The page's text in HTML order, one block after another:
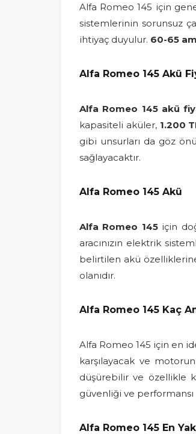
Alfa Romeo 145 için
sistemlerinin sorunsuz
ihtiyaç duyulur. 60-65
Alfa Romeo 145 Akü
Alfa Romeo 145 akü
kapasiteli aküler, 1.200
gibi unsurları da göz
sağlayacaktır.
Alfa Romeo 145 Akü
Alfa Romeo 145için
aracınızın elektrik
belirtilen akü
olanıdır.
Alfa Romeo 145 Kaç
Alfa Romeo 145 için en
karşılayacak ve
düşürebilir ve özellikle
güvenliği ve
Alfa Romeo 145 En